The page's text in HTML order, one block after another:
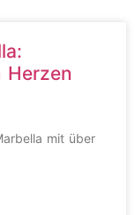
Herzen
mit über